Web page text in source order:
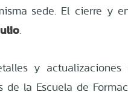
sede. El cierre y
.
y actualizaciones
de la Escuela de